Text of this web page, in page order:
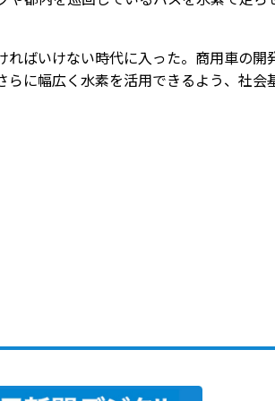
ばいけない時代に入った。商用車の開
に幅広く水素を活用できるよう、社会